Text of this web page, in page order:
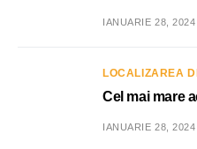
IANUARIE 28, 2024
LOCALIZAREA
Cel mai mare
IANUARIE 28, 2024